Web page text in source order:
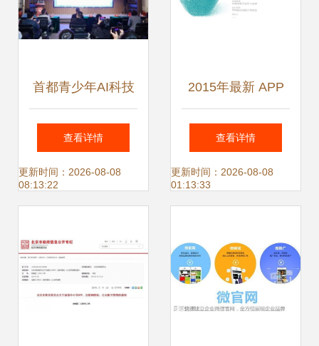
首都青少年AI科技
教育实践交流活动
在京启动，“北京中
亮眼配套工程
查看详情
更新时间：2026-08-08
08:13:22
2015年最新 APP
运营推广超级攻略
北京中小企业网站
查看详情
更新时间：2026-08-08
01:13:33